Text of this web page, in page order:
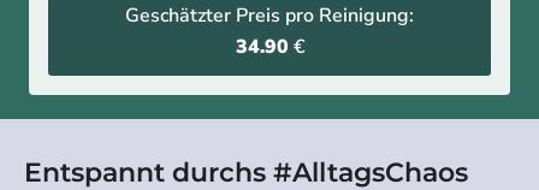
Geschätzter Preis pro Reinigung:
34.90 €
Entspannt durchs #AlltagsChaos